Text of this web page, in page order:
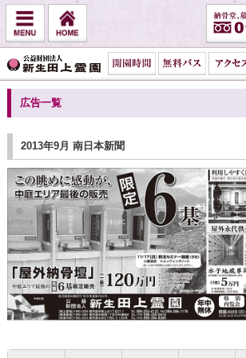
広告一覧
2013年9月 南日本新聞